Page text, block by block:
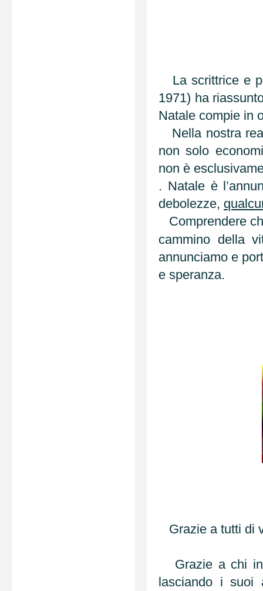
La scrittrice e
1971) ha
Natale compie in
Nella nostra
non solo
non è
. Natale è
debolezze,
Comprendere
cammino della
annunciamo e
e speranza.
Grazie a tutti di
Grazie a chi in
lasciando i suoi